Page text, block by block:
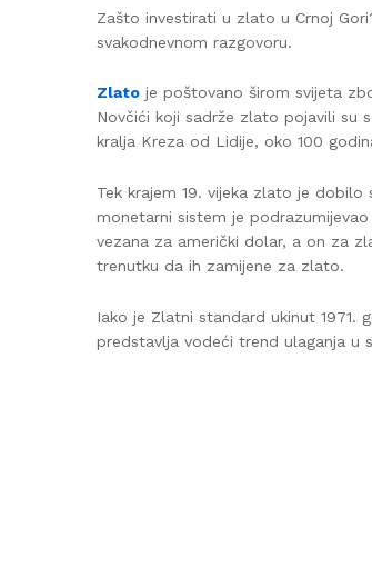
Zašto investirati u zlato u Crnoj
svakodnevnom razgovoru.
Zlato je poštovano širom svijeta
Novčići koji sadrže zlato pojavili su
kralja Kreza od Lidije, oko 100
Tek krajem 19. vijeka zlato je
monetarni sistem je
vezana za američki dolar, a on za
trenutku da ih zamijene za zlato.
Iako je Zlatni standard ukinut 1971.
predstavlja vodeći trend ulaganja u